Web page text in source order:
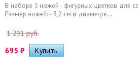
В наборе 5 ножей - фигурных цветков для
Размер ножей: - 3,2 см в диаметре...
1 291 руб.
695 ₽